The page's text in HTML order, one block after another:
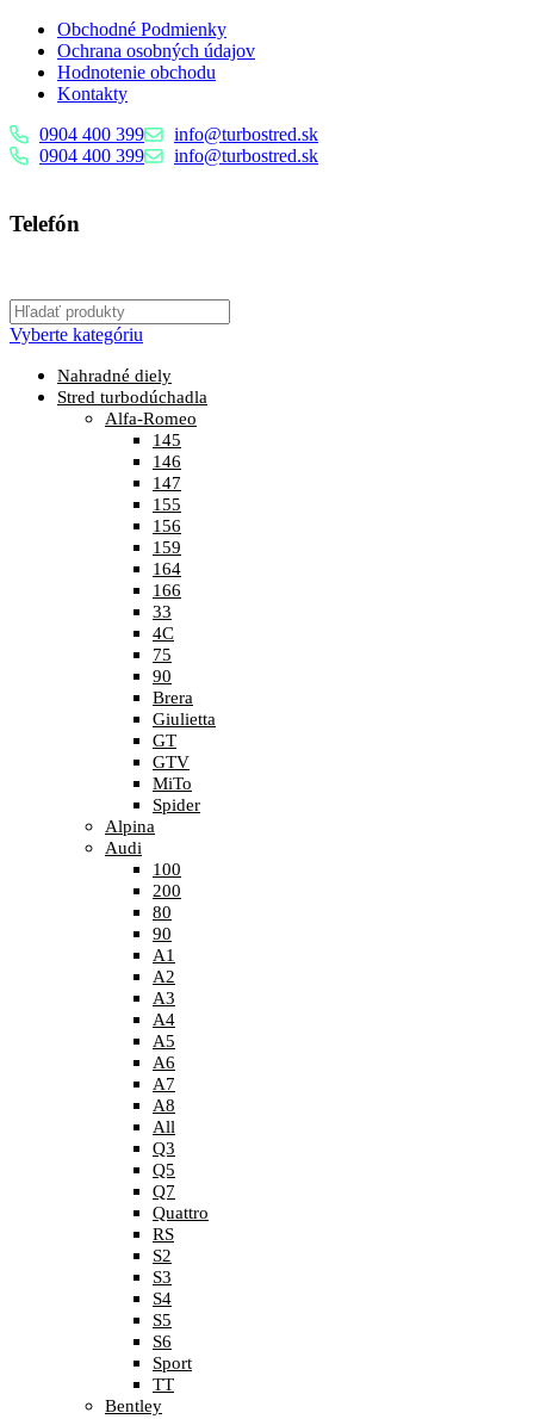
Obchodné Podmienky
Ochrana osobných údajov
Hodnotenie obchodu
Kontakty
0904 400 399
info@turbostred.sk
0904 400 399
info@turbostred.sk
Telefón
Vyberte kategóriu
Nahradné diely
Stred turbodúchadla
Alfa-Romeo
145
146
147
155
156
159
164
166
33
4C
75
90
Brera
Giulietta
GT
GTV
MiTo
Spider
Alpina
Audi
100
200
80
90
A1
A2
A3
A4
A5
A6
A7
A8
All
Q3
Q5
Q7
Quattro
RS
S2
S3
S4
S5
S6
Sport
TT
Bentley